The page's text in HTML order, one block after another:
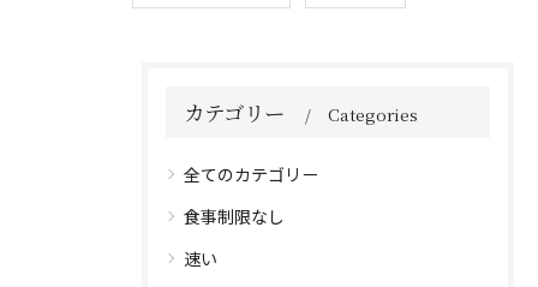
カテゴリー Categories
全てのカテゴリー
食事制限なし
速い